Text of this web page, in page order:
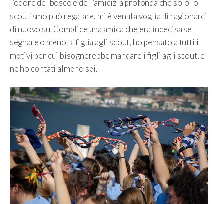
l’odore del bosco e dell’amicizia profonda che solo lo
scoutismo può regalare, mi è venuta voglia di ragionarci
di nuovo su. Complice una amica che era indecisa se
segnare o meno la figlia agli scout, ho pensato a tutti i
motivi per cui bisognerebbe mandare i figli agli scout, e
ne ho contati almeno sei.